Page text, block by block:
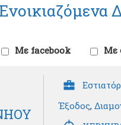
Ενοικιαζόμενα
Με facebook Με
Έξοδος,